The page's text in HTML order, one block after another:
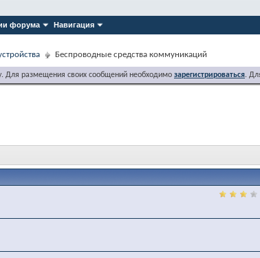
форума Навигация
Беспроводные средства коммуникаций
Для размещения своих сообщений необходимо зарегистрироваться.